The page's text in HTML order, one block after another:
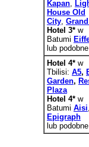
Kapan,
House Old
City,
Hotel 3* w
Batumi
lub podobne
Hotel 4* w
Tbilisi: A5,
Garden,
Plaza
Hotel 4* w
Batumi Aisi,
Epigraph
lub podobne